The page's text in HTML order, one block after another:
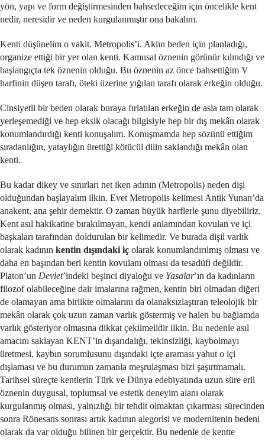
yön, yapı ve form değiştirmesinden bahsedeceğim için öncelikle kent
nedir, neresidir ve neden kurgulanmıştır ona bakalım.
Kenti düşünelim o vakit. Metropolis’i. Aklın beden için planladığı,
organize ettiği bir yer olan kenti. Kamusal öznenin görünür kılındığı ve
başlangıçta tek öznenin olduğu. Bu öznenin az önce bahsettiğim V
harfinin düşen tarafı, öteki üzerine yığılan tarafı olarak erkeğin olduğu.
Cinsiyetli bir beden olarak buraya fırlatılan erkeğin de asla tam olarak
yerleşemediği ve hep eksik olacağı bilgisiyle hep bir dış mekân olarak
konumlandırdığı kenti konuşalım. Konuşmamda hep sözünü ettiğim
sıradanlığın, yataylığın ürettiği kötücül dilin saklandığı mekân olan
kenti.
Bu kadar dikey ve sınırları net iken adının (Metropolis) neden dişi
olduğundan başlayalım ilkin. Evet Metropolis kelimesi Antik Yunan’da
anakent, ana şehir demektir. O zaman büyük harflerle şunu diyebiliriz.
Kent asıl hakikatine bırakılmayan, kendi anlamından kovulan ve içi
başkaları tarafından doldurulan bir kelimedir. Ve burada dişil varlık
olarak kadının kentin dışındaki iç olarak konumlandırılmış olması ve
daha en başından beri kentin kovulanı olması da tesadüfi değildir.
Platon’un Devlet’indeki beşinci diyaloğu ve Yasalar’ın da kadınların
filozof olabileceğine dair imalarına rağmen, kentin biri olmadan diğeri
de olamayan ama birlikte olmalarını da olanaksızlaştıran teleolojik bir
mekân olarak çok uzun zaman varlık göstermiş ve halen bu bağlamda
varlık gösteriyor olmasına dikkat çekilmelidir ilkin. Bu nedenle asıl
amacını saklayan KENT’in dışarıdalığı, tekinsizliği, kaybolmayı
üretmesi, kaybın sorumlusunu dışındaki içte araması yahut o içi
dışlaması ve bu durumun zamanla meşrulaşması bizi şaşırtmamalı.
Tarihsel süreçte kentlerin Türk ve Dünya edebiyatında uzun süre eril
öznenin duygusal, toplumsal ve estetik deneyim alanı olarak
kurgulanmış olması, yalnızlığı bir tehdit olmaktan çıkarması sürecinden
sonra Rönesans sonrası artık kadının alegorisi ve modernitenin bedeni
olarak da var olduğu bilinen bir gerçektir. Bu nedenle de kentte